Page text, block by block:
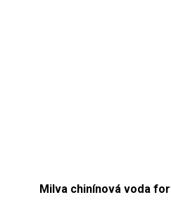
Milva chinínová voda